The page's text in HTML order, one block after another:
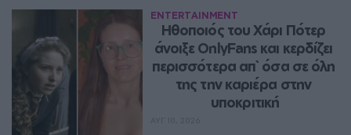
ENTERTAINMENT
Ηθοποιός του Χάρι Πότερ
άνοιξε OnlyFans και κερδίζει
περισσότερα απ` όσα σε όλη
της την καριέρα στην
υποκριτική